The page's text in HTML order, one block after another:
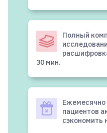
Полный
30 мин.
пациентов
сэкономить